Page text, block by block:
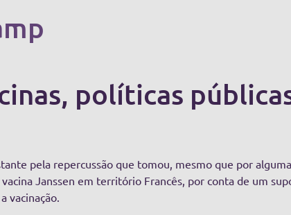
políticas
pela repercussão que tomou, mesmo que por
Janssen em território Francês, por conta de um
vacinação.